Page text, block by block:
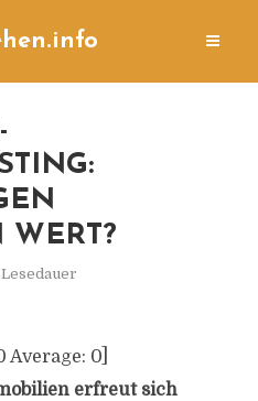
WERT?
Average: 0]
erfreut sich